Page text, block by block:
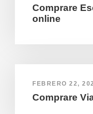
Comprare
online
FEBRERO 22,
Comprare